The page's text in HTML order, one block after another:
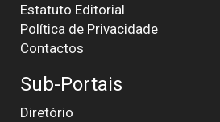
Estatuto Editorial
Política de Privacidade
Contactos
Sub-Portais
Diretório